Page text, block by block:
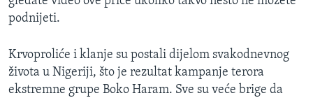
Jezici
podnijeti.
Krvoproliće i klanje su postali dijelom svakodnevnog
života u Nigeriji, što je rezultat kampanje terora
ekstremne grupe Boko Haram. Sve su veće brige da